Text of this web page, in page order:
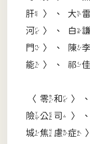
肝〉、大
河〉、白
門〉、陳
能〉、祁
〈零和〉
險公司〉
城焦慮症